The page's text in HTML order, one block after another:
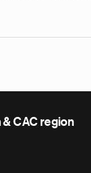
CAC region